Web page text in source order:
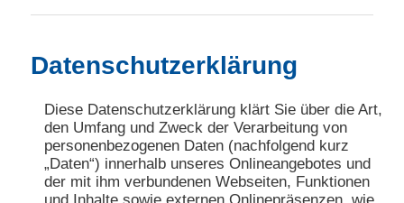
Datenschutzerklärung
Diese Datenschutzerklärung klärt Sie über die Art,
den Umfang und Zweck der Verarbeitung von
personenbezogenen Daten (nachfolgend kurz
„Daten“) innerhalb unseres Onlineangebotes und
der mit ihm verbundenen Webseiten, Funktionen
und Inhalte sowie externen Onlinepräsenzen, wie